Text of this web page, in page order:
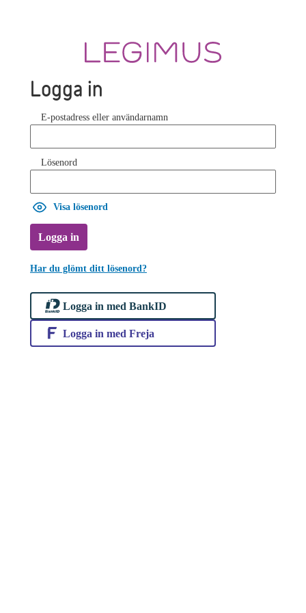
Logga in
E-postadress eller användarnamn
Lösenord
Visa lösenord
Logga in
Har du glömt ditt lösenord?
Logga in med BankID
Logga in med Freja